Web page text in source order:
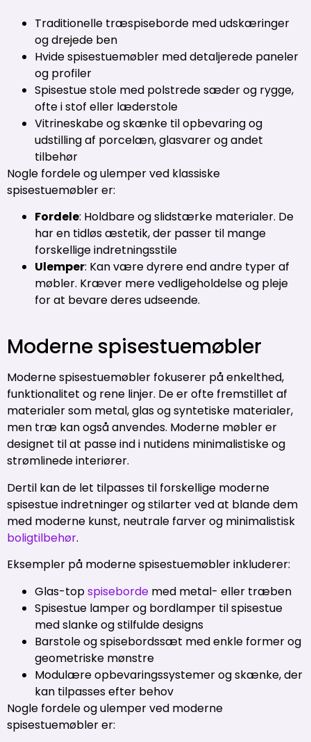
Traditionelle træspiseborde med udskæringer
og drejede ben
Hvide spisestuemøbler med detaljerede paneler
og profiler
Spisestue stole med polstrede sæder og rygge,
ofte i stof eller læderstole
Vitrineskabe og skænke til opbevaring og
udstilling af porcelæn, glasvarer og andet
tilbehør
Nogle fordele og ulemper ved klassiske
spisestuemøbler er:
Fordele: Holdbare og slidstærke materialer. De
har en tidløs æstetik, der passer til mange
forskellige indretningsstile
Ulemper: Kan være dyrere end andre typer af
møbler. Kræver mere vedligeholdelse og pleje
for at bevare deres udseende.
Moderne spisestuemøbler
Moderne spisestuemøbler fokuserer på enkelthed,
funktionalitet og rene linjer. De er ofte fremstillet af
materialer som metal, glas og syntetiske materialer,
men træ kan også anvendes. Moderne møbler er
designet til at passe ind i nutidens minimalistiske og
strømlinede interiører.
Dertil kan de let tilpasses til forskellige moderne
spisestue indretninger og stilarter ved at blande dem
med moderne kunst, neutrale farver og minimalistisk
boligtilbehør.
Eksempler på moderne spisestuemøbler inkluderer:
Glas-topspiseborde med metal- eller træben
Spisestue lamper og bordlamper til spisestue
med slanke og stilfulde designs
Barstole og spisebordssæt med enkle former og
geometriske mønstre
Modulære opbevaringssystemer og skænke, der
kan tilpasses efter behov
Nogle fordele og ulemper ved moderne
spisestuemøbler er: